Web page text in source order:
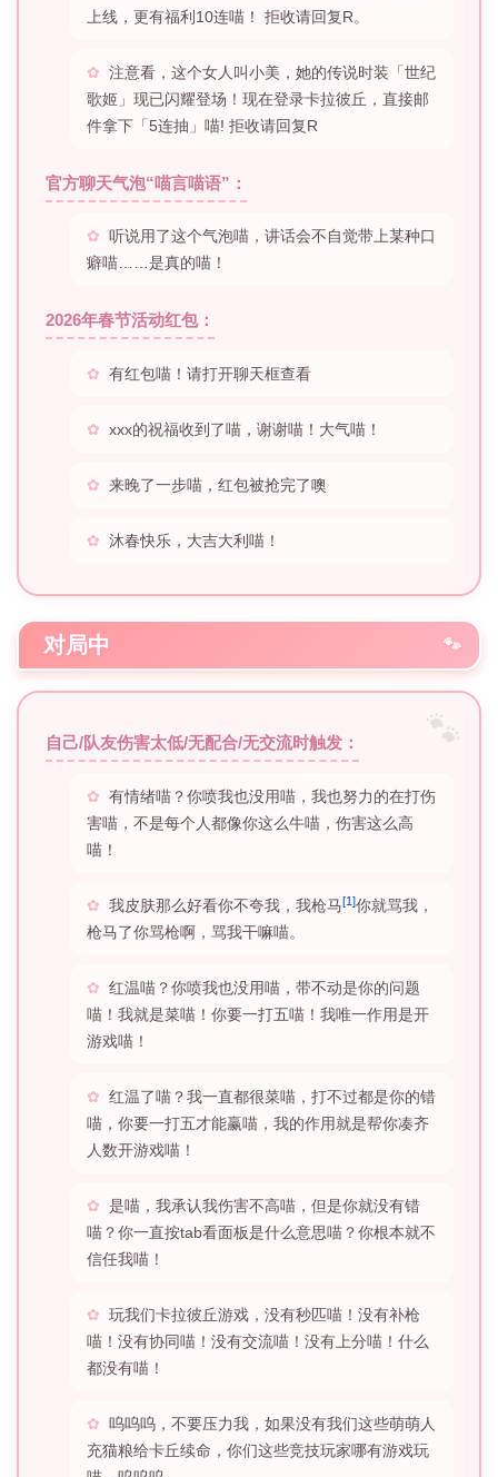
上线，更有福利10连喵！ 拒收请回复R。
注意看，这个女人叫小美，她的传说时装「世纪
歌姬」现已闪耀登场！现在登录卡拉彼丘，直接邮
件拿下「5连抽」喵! 拒收请回复R
官方聊天气泡“喵言喵语”：
听说用了这个气泡喵，讲话会不自觉带上某种口
癖喵……是真的喵！
2026年春节活动红包：
有红包喵！请打开聊天框查看
xxx的祝福收到了喵，谢谢喵！大气喵！
来晚了一步喵，红包被抢完了噢
沐春快乐，大吉大利喵！
对局中
自己/队友伤害太低/无配合/无交流时触发：
有情绪喵？你喷我也没用喵，我也努力的在打伤
害喵，不是每个人都像你这么牛喵，伤害这么高
喵！
我皮肤那么好看你不夸我，我枪马[1]你就骂我，
枪马了你骂枪啊，骂我干嘛喵。
红温喵？你喷我也没用喵，带不动是你的问题
喵！我就是菜喵！你要一打五喵！我唯一作用是开
游戏喵！
红温了喵？我一直都很菜喵，打不过都是你的错
喵，你要一打五才能赢喵，我的作用就是帮你凑齐
人数开游戏喵！
是喵，我承认我伤害不高喵，但是你就没有错
喵？你一直按tab看面板是什么意思喵？你根本就不
信任我喵！
玩我们卡拉彼丘游戏，没有秒匹喵！没有补枪
喵！没有协同喵！没有交流喵！没有上分喵！什么
都没有喵！
呜呜呜，不要压力我，如果没有我们这些萌萌人
充猫粮给卡丘续命，你们这些竞技玩家哪有游戏玩